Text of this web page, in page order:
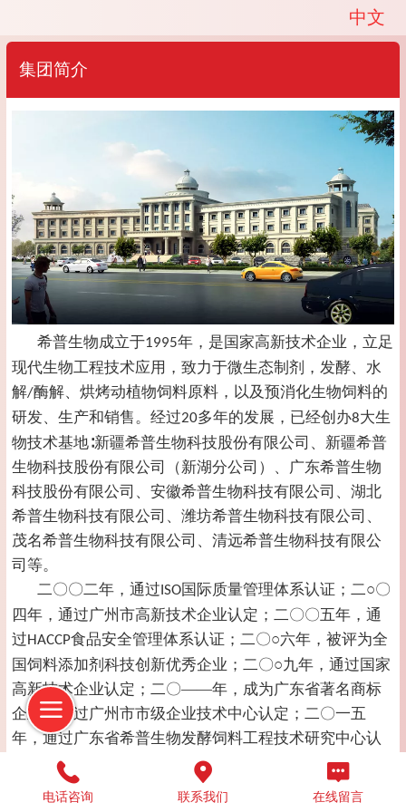
中文
中文
集团简介
希普生物成立于1995年，是国家高新技术企业，立足
现代生物工程技术应用，致力于微生态制剂，发酵、水
解/酶解、烘烤动植物饲料原料，以及预消化生物饲料的
研发、生产和销售。经过20多年的发展，已经创办8大生
物技术基地∶新疆希普生物科技股份有限公司、新疆希普
生物科技股份有限公司（新湖分公司）、广东希普生物
科技股份有限公司、安徽希普生物科技有限公司、湖北
希普生物科技有限公司、潍坊希普生物科技有限公司、
茂名希普生物科技有限公司、清远希普生物科技有限公
司等。
二〇〇二年，通过 ISO国际质量管理体系认证；二○〇
四年，通过广州市高新技术企业认定；二〇〇五年，通
过HACCP食品安全管理体系认证；二〇○六年，被评为全
国饲料添加剂科技创新优秀企业；二〇○九年，通过国家
高新技术企业认定；二〇——年，成为广东省著名商标
企业，通过广州市市级企业技术中心认定；二〇一五
年，通过广东省希普生物发酵饲料工程技术研究中心认
定，成立李德发生物技术院士专家工作站；二〇一六
年，通过农业产业化新疆生产建设兵团重点龙头企业；
电话咨询 联系我们 在线留言